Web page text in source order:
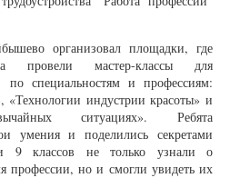
организовал площадки, где
провели мастер-классы для
по специальностям и профессиям:
индустрии красоты» и
ситуациях». Ребята
умения и поделились секретами
9 классов не только узнали о
профессии, но и смогли увидеть их